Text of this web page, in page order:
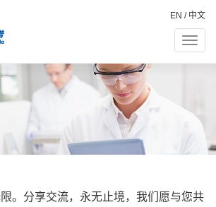
Toggle
EN / 中文
。分享交流，永无止境，我们愿与您共